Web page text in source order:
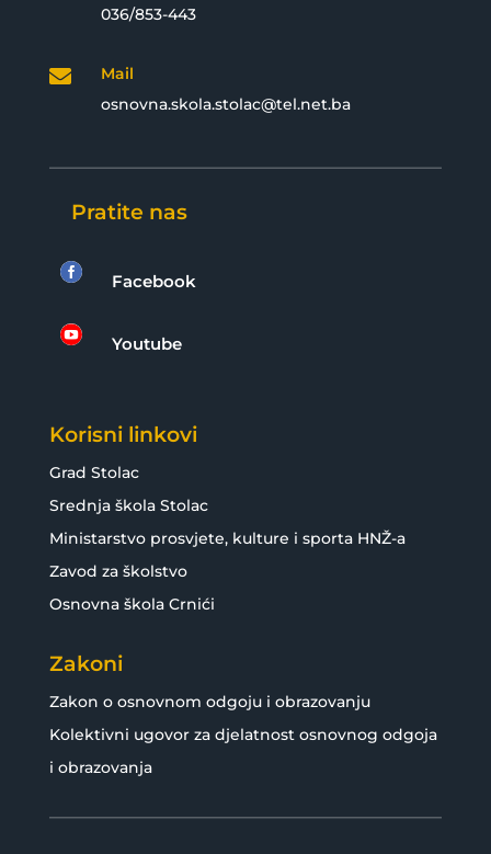
036/853-443

Mail
osnovna.skola.stolac@tel.net.ba
Pratite nas
 Facebook
 Youtube
Korisni linkovi
Grad Stolac
Srednja škola Stolac
Ministarstvo prosvjete, kulture i sporta HNŽ-a
Zavod za školstvo
Osnovna škola Crnići
Zakoni
Zakon o osnovnom odgoju i obrazovanju
Kolektivni ugovor za djelatnost osnovnog odgoja
i obrazovanja